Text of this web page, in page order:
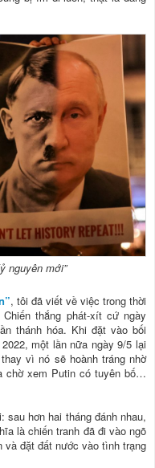
nguyên mới”
, tôi đã viết về việc trong thời
thắng phát-xít cứ ngày
thánh hóa. Khi đặt vào bối
một lần nữa ngày 9/5 lại
vì nó sẽ hoành tráng nhờ
chờ xem Putin có tuyên bố…
hơn hai tháng đánh nhau,
là chiến tranh đã đi vào ngõ
và đặt đất nước vào tình trạng